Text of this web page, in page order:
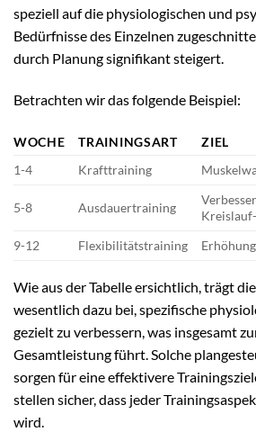
speziell auf die physiologischen und
Bedürfnisse des Einzelnen
durch Planung signifikant steigert.
Betrachten wir das folgende Beispiel:
WOCHE TRAININGSART
ZIEL
1-4
Krafttraining
5-8 Ausdauertraining
9-12
Flexibilitätstraining
Wie aus der Tabelle ersichtlich, trägt
wesentlich dazu bei, spezifische
gezielt zu verbessern, was insgesamt
Gesamtleistung führt. Solche
sorgen für eine effektivere
stellen sicher, dass jeder
wird.